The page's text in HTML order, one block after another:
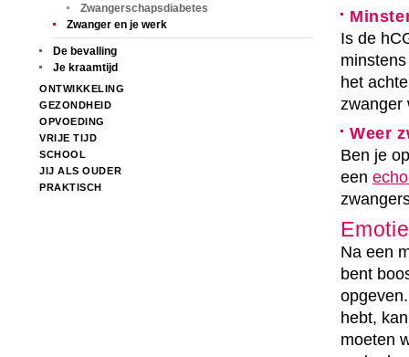
Zwangerschapsdiabetes
Zwanger en je werk
De bevalling
Je kraamtijd
ONTWIKKELING
GEZONDHEID
OPVOEDING
VRIJE TIJD
SCHOOL
JIJ ALS OUDER
PRAKTISCH
Is de
het
zwanger
Weer
Ben je
een
Na een
bent
hebt,
moeten